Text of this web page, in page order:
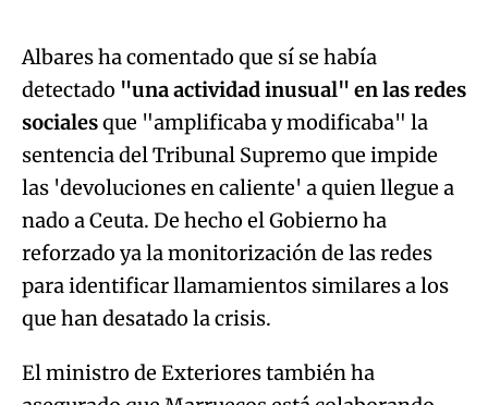
Albares ha comentado que sí se había
detectado "una actividad inusual" en las redes
socialesque "amplificaba y modificaba" la
sentencia del Tribunal Supremo que impide
las 'devoluciones en caliente' a quien llegue a
nado a Ceuta. De hecho el Gobierno ha
reforzado ya la monitorización de las redes
para identificar llamamientos similares a los
que han desatado la crisis.
El ministro de Exteriores también ha